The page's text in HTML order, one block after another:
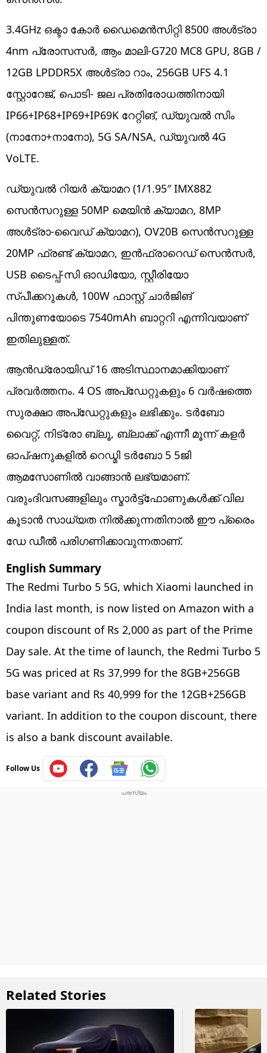
3.4GHz ഒക്ടാ കോർ ഡൈമെൻസിറ്റി 8500 അൾട്രാ
4nm പ്രോസസർ, ആം മാലി-G720 MC8 GPU, 8GB /
12GB LPDDR5X അൾട്രാ റാം, 256GB UFS 4.1
സ്റ്റോറേജ്, പൊടി- ജല പ്രതിരോധത്തിനായി
IP66+IP68+IP69+IP69K റേറ്റിങ്, ഡ്യുവൽ സിം
(നാനോ+നാനോ), 5G SA/NSA, ഡ്യുവൽ 4G
VoLTE.
ഡ്യുവൽ റിയർ ക്യാമറ (1/1.95″ IMX882
സെൻസറുള്ള 50MP മെയിൻ ക്യാമറ, 8MP
അൾട്രാ-വൈഡ് ക്യാമറ), OV20B സെൻസറുള്ള
20MP ഫ്രണ്ട് ക്യാമറ, ഇൻഫ്രാറെഡ് സെൻസർ,
USB ടൈപ്പ്-സി ഓഡിയോ, സ്റ്റീരിയോ
സ്പീക്കറുകൾ, 100W ഫാസ്റ്റ് ചാർജിങ്
പിന്തുണയോടെ 7540mAh ബാറ്ററി എന്നിവയാണ്
ഇതിലുള്ളത്.
ആൻഡ്രോയിഡ് 16 അ‌ടിസ്ഥാനമാക്കിയാണ്
പ്രവർത്തനം. 4 OS അപ്‌ഡേറ്റുകളും 6 വർഷത്തെ
സുരക്ഷാ അപ്‌ഡേറ്റുകളും ലഭിക്കും. ടർബോ ​
വൈറ്റ്, നിട്രോ ബ്ലൂ, ബ്ലാക്ക് എന്നീ മൂന്ന് കളർ
ഓപ്ഷനുകളിൽ റെഡ്മി ടർബോ 5 5ജി
ആമസോണിൽ വാങ്ങാൻ ലഭ്യമാണ്.
വരുംദിവസങ്ങളിലും സ്മാർട്ട്ഫോണുകൾക്ക് വില
കൂടാൻ സാധ്യത നിൽക്കുന്നതിനാൽ ഈ ​പ്രൈം
ഡേ ഡീൽ പരിഗണിക്കാവുന്നതാണ്.
English Summary
The Redmi Turbo 5 5G, which Xiaomi launched in
India last month, is now listed on Amazon with a
coupon discount of Rs 2,000 as part of the Prime
Day sale. At the time of launch, the Redmi Turbo 5
5G was priced at Rs 37,999 for the 8GB+256GB
base variant and Rs 40,999 for the 12GB+256GB
variant. In addition to the coupon discount, there
is also a bank discount available.
Follow Us
Related Stories